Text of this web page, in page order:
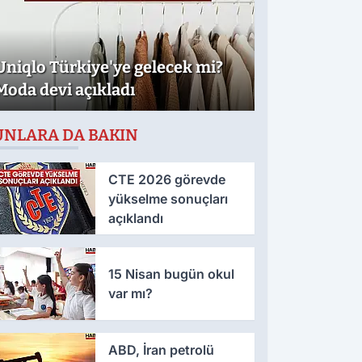
Türkiye'ye gelecek mi?
devi açıkladı
DA BAKIN
CTE 2026 görevde
yükselme sonuçları
açıklandı
15 Nisan bugün okul
var mı?
ABD, İran petrolü